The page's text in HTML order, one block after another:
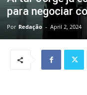
para negociar
Por Redação - April 2, 2024